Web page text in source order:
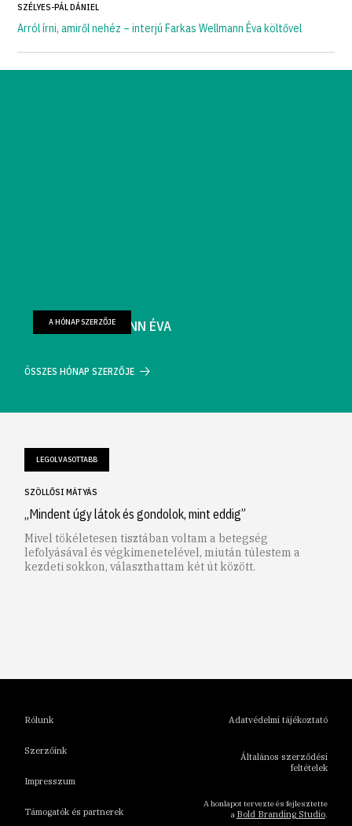
SZÉLYES-PÁL DÁNIEL
Arról írni, amiről nehéz – interjú Farkas Wellmann Éva költővel
FARKAS WELLMANN ÉVA
A HÓNAP SZERZŐJE
ÖSSZES HÓNAP SZERZŐJE
LEGOLVASOTTABB
SZÖLLŐSI MÁTYÁS
„Mindent úgy látok és gondolok, mint eddig”
Mivel tökéletesen tisztában voltam a betegség
lefolyásával és végkimenetelével, miután túlestem a
kezdeti sokkon, választhattam két út között.
Rólunk
Szerzőink
Impresszum
Támogatók és partnerek
Adatvédelmi tájékoztató
Általános szerződési
feltételek
A honlapot tervezte és fejlesztette
a Bold Branding Studio.